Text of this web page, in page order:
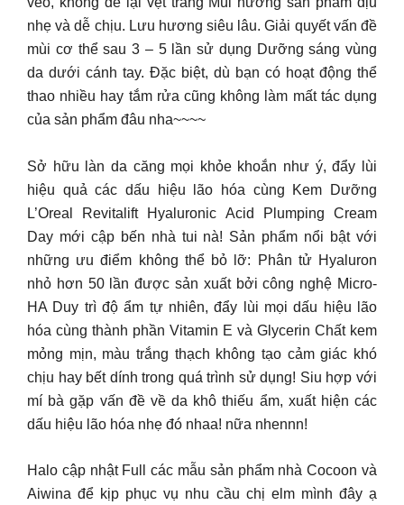
nhẹ và dễ chịu. Lưu hương siêu lâu. Giải quyết vấn đề
mùi cơ thể sau 3 – 5 lần sử dụng Dưỡng sáng vùng
da dưới cánh tay. Đặc biệt, dù bạn có hoạt động thể
thao nhiều hay tắm rửa cũng không làm mất tác dụng
của sản phẩm đâu nha~~~~
Sở hữu làn da căng mọi khỏe khoắn như ý, đẩy lùi
hiệu quả các dấu hiệu lão hóa cùng Kem Dưỡng
L’Oreal Revitalift Hyaluronic Acid Plumping Cream
Day mới cập bến nhà tui nà! Sản phẩm nổi bật với
những ưu điểm không thể bỏ lỡ: Phân tử Hyaluron
nhỏ hơn 50 lần được sản xuất bởi công nghệ Micro-
HA Duy trì độ ẩm tự nhiên, đẩy lùi mọi dấu hiệu lão
hóa cùng thành phần Vitamin E và Glycerin Chất kem
mỏng mịn, màu trắng thạch không tạo cảm giác khó
chịu hay bết dính trong quá trình sử dụng! Siu hợp với
mí bà gặp vấn đề về da khô thiếu ẩm, xuất hiện các
dấu hiệu lão hóa nhẹ đó nhaa! nữa nhennn!
Halo cập nhật Full các mẫu sản phẩm nhà Cocoon và
Aiwina để kịp phục vụ nhu cầu chị elm mình đây ạ